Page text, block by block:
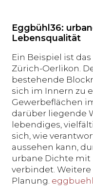
Eggbühl36:
Lebensqualität
Ein Beispiel ist
Zürich-Oerlikon.
bestehende
sich im Innern zu
Gewerbeflächen
darüber liegende
lebendiges,
sich, wie
aussehen kann,
urbane Dichte
verbindet.
Planung.